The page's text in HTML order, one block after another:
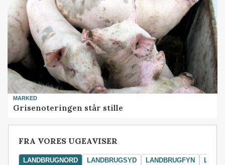
MARKED
Grisenoteringen står stille
FRA VORES UGEAVISER
LANDBRUGNORD LANDBRUGSYD LANDBRUGFYN